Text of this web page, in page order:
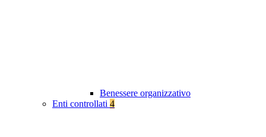
Benessere organizzativo
Enti controllati 4